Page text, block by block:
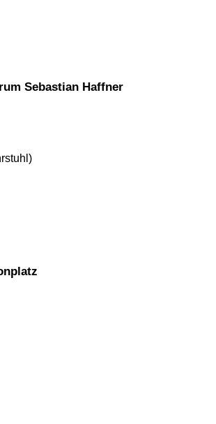
Sebastian Haffner